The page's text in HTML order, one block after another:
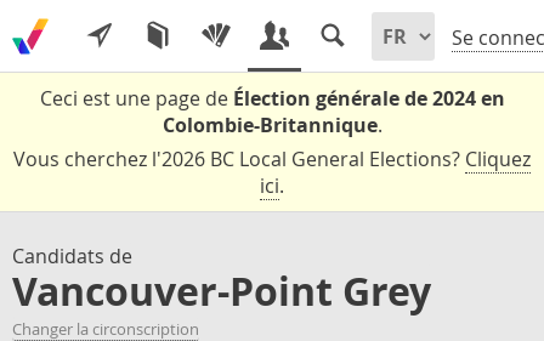
Se
Ceci est une page de Élection générale de 2024 en
Colombie-Britannique.
Vous cherchez l'2026 BC Local General Elections? Cliquez
ici.
Candidats de
Vancouver-Point Grey
Changer la circonscription